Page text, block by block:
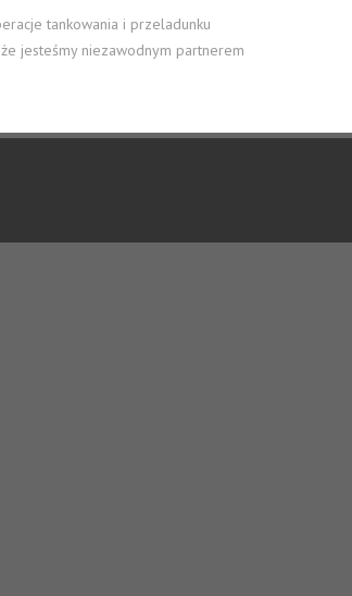
tankowania i przeladunku
jesteśmy niezawodnym partnerem